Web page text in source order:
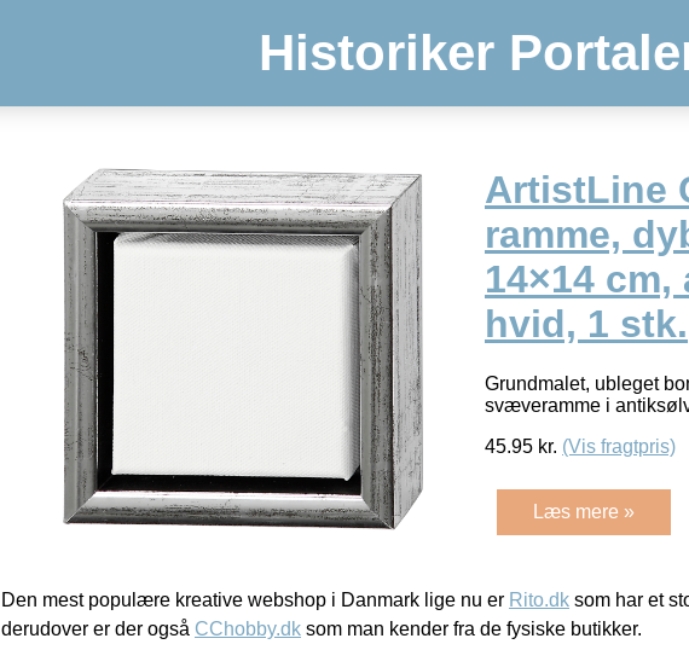
Historiker
ArtistLine
ramme,
14×14
hvid, 1 stk.
Grundmalet, ubleget
svæveramme i
45.95 kr. (Vis fragtpris)
Læs mere »
Den mest populære kreative webshop i Danmark lige nu er Rito.dk som har et
derudover er der også CChobby.dk som man kender fra de fysiske butikker.